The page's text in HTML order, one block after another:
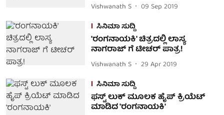
Vishwanath S
09 Sep 2019
ಸಿನಿಮಾ ಸುದ್ದಿ
'ರಂಗನಾಯಕಿ' ಚಿತ್ರದಲ್ಲಿ ಲಾಸ್ಯ
ನಾಗರಾಜ್ ಗೆ ಟೀಚರ್ ಪಾತ್ರ!
Vishwanath S
29 Apr 2019
ಸಿನಿಮಾ ಸುದ್ದಿ
ಫಸ್ಟ್ ಲುಕ್ ಮೂಲಕ ಹೈಪ್ ಕ್ರಿಯೆಟ್
ಮಾಡಿದ 'ರಂಗನಾಯಕಿ'